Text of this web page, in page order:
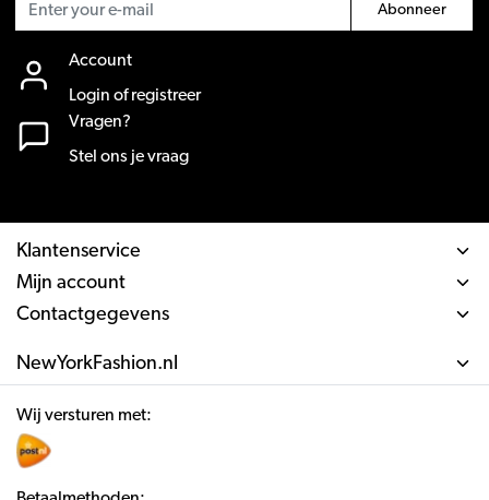
Abonneer
Account
Login of registreer
Vragen?
Stel ons je vraag
Klantenservice
Mijn account
Contactgegevens
NewYorkFashion.nl
Wij versturen met: